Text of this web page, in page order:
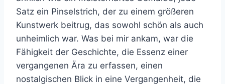
Satz ein Pinselstrich, der zu einem größeren
Kunstwerk beitrug, das sowohl schön als auch
unheimlich war. Was bei mir ankam, war die
Fähigkeit der Geschichte, die Essenz einer
vergangenen Ära zu erfassen, einen
nostalgischen Blick in eine Vergangenheit, die